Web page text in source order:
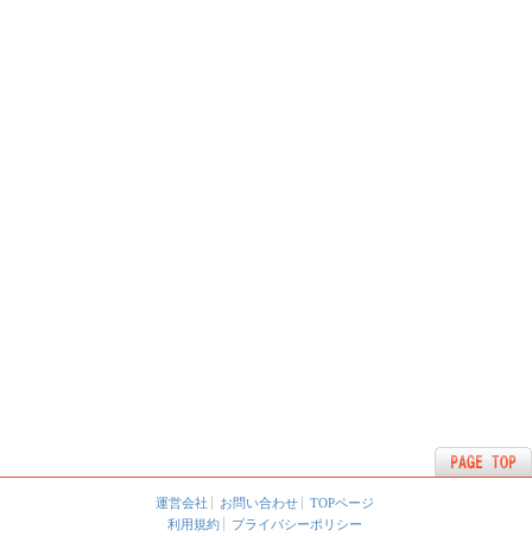
運営会社 お問い合わせ
TOPページ
利用規約
プライバシーポリシー